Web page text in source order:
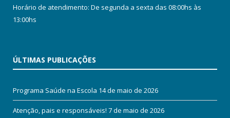
Horário de atendimento: De segunda a sexta das 08:00hs às
13:00hs
ÚLTIMAS PUBLICAÇÕES
Programa Saúde na Escola 14 de maio de 2026
Atenção, pais e responsáveis! 7 de maio de 2026